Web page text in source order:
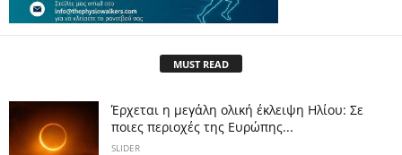
MUST READ
Έρχεται η μεγάλη ολική έκλειψη Ηλίου: Σε
ποιες περιοχές της Ευρώπης...
SLIDER